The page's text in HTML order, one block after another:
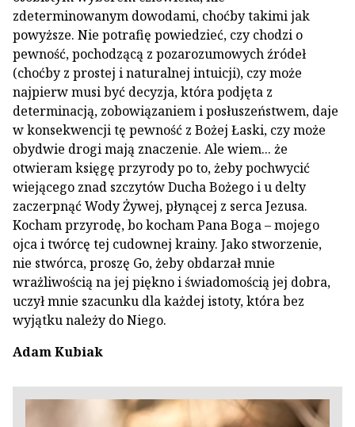
zdeterminowanym dowodami, choćby takimi jak
powyższe. Nie potrafię powiedzieć, czy chodzi o
pewność, pochodzącą z pozarozumowych źródeł
(choćby z prostej i naturalnej intuicji), czy może
najpierw musi być decyzja, która podjęta z
determinacją, zobowiązaniem i posłuszeństwem, daje
w konsekwencji tę pewność z Bożej Łaski, czy może
obydwie drogi mają znaczenie. Ale wiem... że
otwieram księgę przyrody po to, żeby pochwycić
wiejącego znad szczytów Ducha Bożego i u delty
zaczerpnąć Wody Żywej, płynącej z serca Jezusa.
Kocham przyrodę, bo kocham Pana Boga – mojego
ojca i twórcę tej cudownej krainy. Jako stworzenie,
nie stwórca, proszę Go, żeby obdarzał mnie
wrażliwością na jej piękno i świadomością jej dobra,
uczył mnie szacunku dla każdej istoty, która bez
wyjątku należy do Niego.
Adam Kubiak